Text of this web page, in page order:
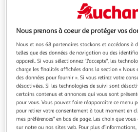
4.8 (12)
Nous prenons à coeur de protéger vos
Nous et nos 68 partenaires stockons et accédons à
telles que des données de navigation ou des
appareil. Si vous sélectionnez "J'accepte", les
charge les finalités affichées dans la section «
des données pour fournir ». Si vous retirez votre
désactivées. Si les technologies de suivi sont
certains contenus et annonces qui vous sont
pour vous. Vous pouvez faire réapparaître ce menu
pour retirer votre consentement à tout moment en
mes préférences" en bas de page. Les choix que
sur notre ou nos sites web. Pour plus